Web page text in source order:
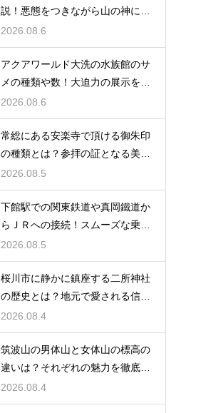
説！悪態をつきながら山の神に祈
る不思議
2026.08.6
アクアワールド大洗の水族館のサ
メの種類や数！大迫力の展示を徹
底解説
2026.08.6
常総にある安楽寺で頂ける御朱印
の種類とは？参拝の証となる美し
い記録
2026.08.5
下館駅での関東鉄道や真岡鐵道か
らＪＲへの接続！スムーズな乗り
換え術
2026.08.5
桜川市に静かに鎮座する二所神社
の歴史とは？地元で愛される信仰
の拠点
2026.08.4
筑波山の男体山と女体山の標高の
違いは？それぞれの魅力を徹底解
説する
2026.08.4